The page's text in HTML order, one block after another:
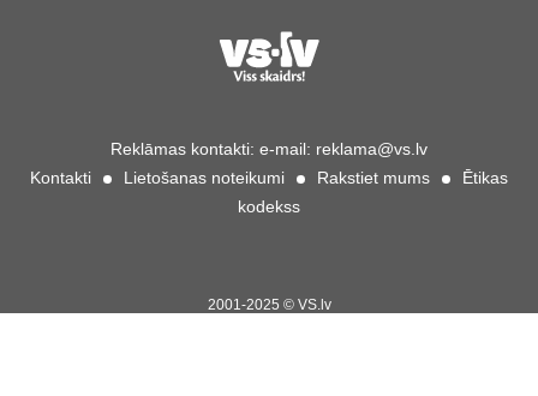
Reklāmas kontakti: e-mail: reklama@vs.lv
Kontakti
Lietošanas noteikumi Rakstiet mums
Ētikas
kodekss
2001-2025 © VS.lv